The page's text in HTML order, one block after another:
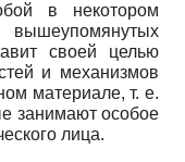
в некотором
своей целью
и механизмов
материале, т. е.
занимают особое
лица.